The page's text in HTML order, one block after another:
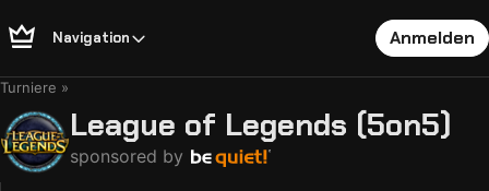
Navigation Anmelden
Turniere
League of Legends (5on5)
sponsored by